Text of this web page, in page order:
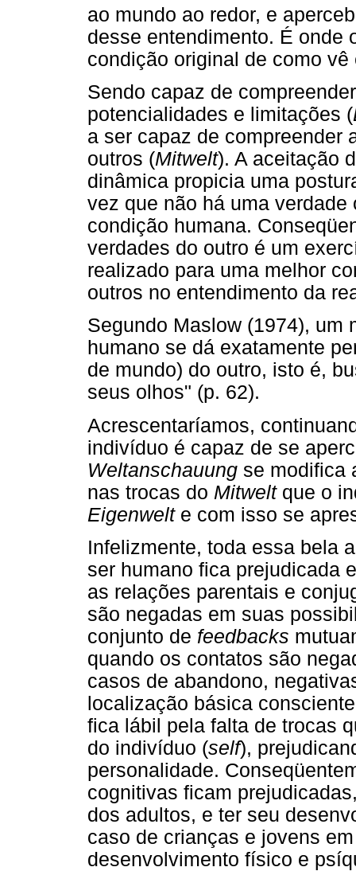
ao mundo ao redor, e
desse entendimento. É onde
condição original de como
Sendo capaz de
potencialidades e limitações (
a ser capaz de compreender
outros (Mitwelt). A aceitação
dinâmica propicia uma
vez que não há uma
condição humana.
verdades do outro é um
realizado para uma melhor
outros no entendimento da
Segundo Maslow (1974), um
humano se dá exatamente
de mundo) do outro, isto é,
seus olhos" (p. 62).
Acrescentaríamos,
indivíduo é capaz de se
Weltanschauung se modifica
nas trocas do Mitweltque o
Eigenwelte com isso se
Infelizmente, toda essa bela
ser humano fica prejudicada
as relações parentais e
são negadas em suas
conjunto de feedbacks
quando os contatos são
casos de abandono,
localização básica
fica lábil pela falta de trocas
do indivíduo (self),
personalidade.
cognitivas ficam
dos adultos, e ter seu
caso de crianças e jovens
desenvolvimento físico e